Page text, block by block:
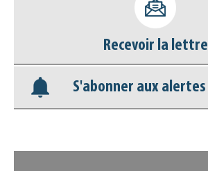
déconnecter)
Base documentaire
Nos veilles Scoop.it
Recevoir la lettre
S'abonner aux alertes